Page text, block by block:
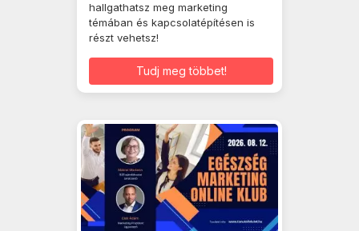
hallgathatsz meg marketing
témában és kapcsolatépítésen is
részt vehetsz!
Tudj meg többet!